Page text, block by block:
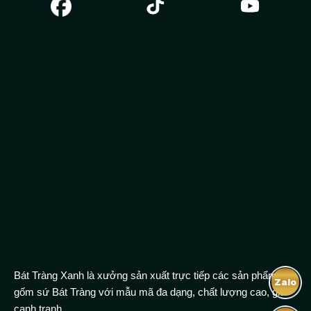
Zalo
Bát Tràng Xanh là xưởng sản xuất trực tiếp các sản phẩm
gốm sứ Bát Tràng với mẫu mã đa dạng, chất lượng cao, giá
cạnh tranh.